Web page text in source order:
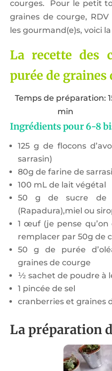
courges. Pour le petit
graines de courge,
les gourmand(e)s, voici
La recette des
purée de graines
Temps de préparation:
min
Ingrédients pour 6-8
125 g de flocons
sarrasin)
80g de farine de
100 mL de lait végétal
50 g de sucre de
(Rapadura),miel ou
1 œuf (je pense qu’on
remplacer par 50g de
50 g de purée
graines de courge
½ sachet de poudre à
1 pincée de sel
cranberries et graines
La préparation